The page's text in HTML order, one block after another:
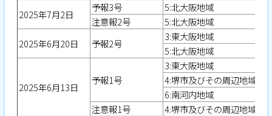
2025年7月2日
予報3号
5:北大阪地域
注意報2号
5:北大阪地域
2025年6月20日
予報2号
3:東大阪地域
5:北大阪地域
2025年6月13日
予報1号
3:東大阪地域
4:堺市及びその周辺地域
6:南河内地域
注意報1号
4:堺市及びその周辺地域